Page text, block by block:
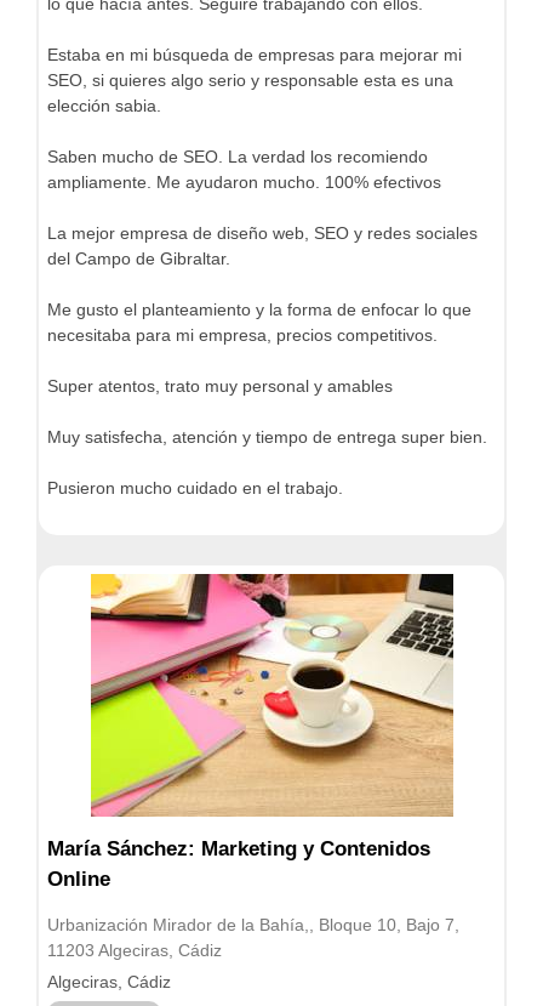
Estaba en mi búsqueda de empresas para mejorar mi
SEO, si quieres algo serio y responsable esta es una
elección sabia.
Saben mucho de SEO. La verdad los recomiendo
ampliamente. Me ayudaron mucho. 100% efectivos
La mejor empresa de diseño web, SEO y redes sociales
del Campo de Gibraltar.
Me gusto el planteamiento y la forma de enfocar lo que
necesitaba para mi empresa, precios competitivos.
Super atentos, trato muy personal y amables
Muy satisfecha, atención y tiempo de entrega super bien.
Pusieron mucho cuidado en el trabajo.
María Sánchez: Marketing y Contenidos
Online
Urbanización Mirador de la Bahía,, Bloque 10, Bajo 7,
11203 Algeciras, Cádiz
Algeciras, Cádiz